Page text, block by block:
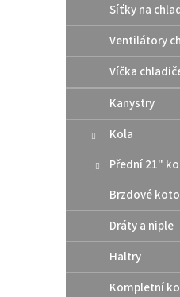
Síťky na
Ventilátory
Víčka
Kanystry
Kola
Přední 21"
Brzdové
Dráty a niple
Haltry
Kompletní